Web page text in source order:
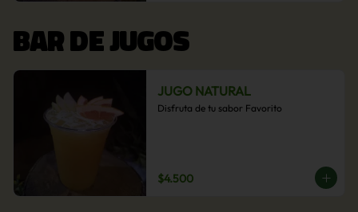
BAR DE JUGOS
JUGO NATURAL
Disfruta de tu sabor Favorito
$4.500